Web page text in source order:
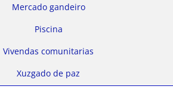
Mercado gandeiro
Piscina
Vivendas comunitarias
Xuzgado de paz